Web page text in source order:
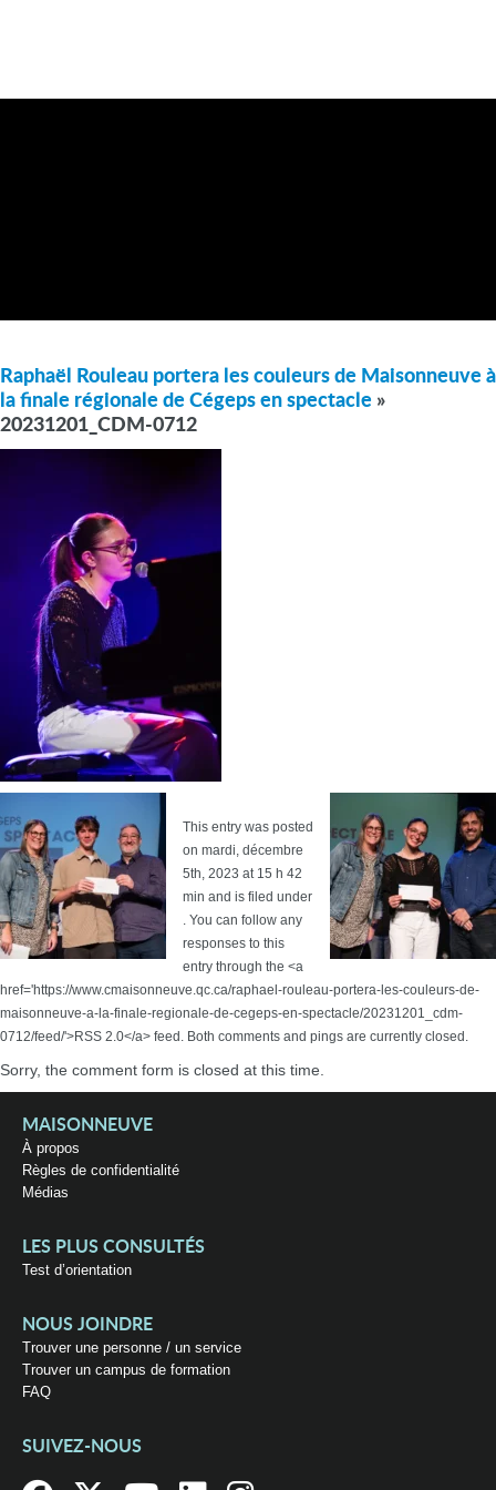
Raphaël Rouleau portera les couleurs de Maisonneuve à
la finale régionale de Cégeps en spectacle »
20231201_CDM-0712
This entry was posted
on mardi, décembre
5th, 2023 at 15 h 42
min and is filed under
. You can follow any
responses to this
entry through the <a
href='https://www.cmaisonneuve.qc.ca/raphael-rouleau-portera-les-couleurs-de-
maisonneuve-a-la-finale-regionale-de-cegeps-en-spectacle/20231201_cdm-
0712/feed/'>RSS 2.0</a> feed. Both comments and pings are currently closed.
Sorry, the comment form is closed at this time.
MAISONNEUVE
À propos
Règles de confidentialité
Médias
LES PLUS CONSULTÉS
Test d’orientation
NOUS JOINDRE
Trouver une personne / un service
Trouver un campus de formation
FAQ
SUIVEZ-NOUS